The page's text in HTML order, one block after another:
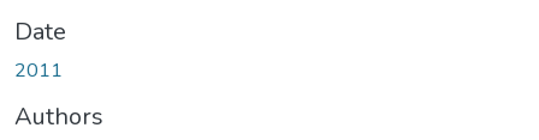
Date
2011
Authors